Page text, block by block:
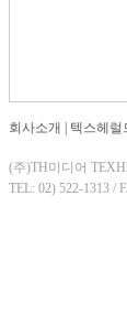
회사소개 텍스헤럴
(주)TH미디어
TEL: 02) 522-1313 /